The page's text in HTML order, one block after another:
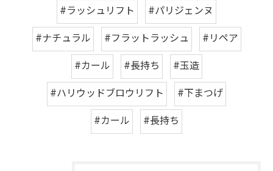
#ラッシュリフト
#パリジェンヌ
#ナチュラル
#フラットラッシュ
#リペア
#カール
#長持ち
#玉造
#ハリウッドブロウリフト
#下まつげ
#カール
#長持ち